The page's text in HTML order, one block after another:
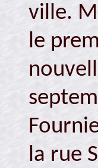
ville.
le
la rue